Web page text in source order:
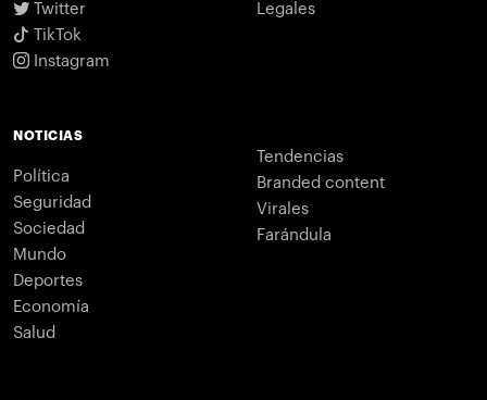
Twitter
TikTok
Instagram
Legales
NOTICIAS
Política
Seguridad
Sociedad
Mundo
Deportes
Economía
Salud
Tendencias
Branded content
Virales
Farándula